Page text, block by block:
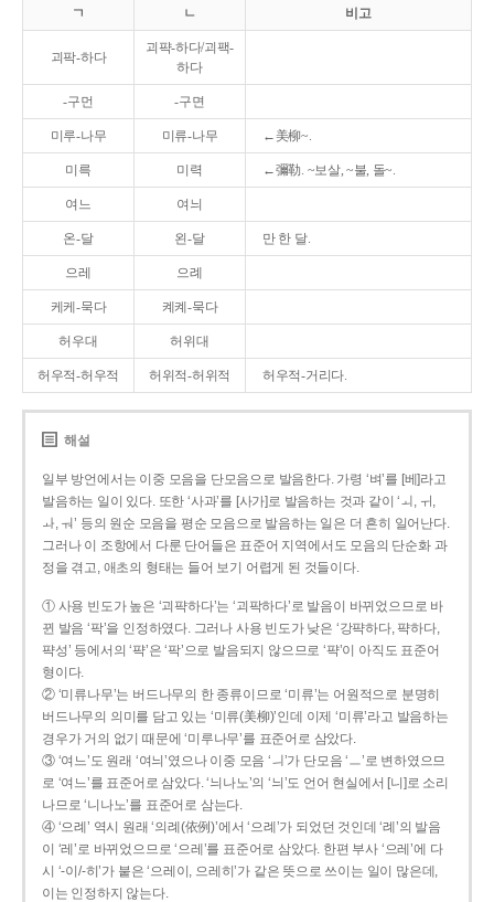
ㄱ ㄴ 비고
괴팍-하다
괴퍅-하다/괴팩-
하다
-구먼 -구면
미루-나무 미류-나무 ←美柳~.
미륵 미력 ←彌勒. ~보살, ~불, 돌~.
여느 여늬
온-달 왼-달 만 한 달.
으레 으례
케케-묵다 켸켸-묵다
허우대 허위대
허우적-허우적 허위적-허위적 허우적-거리다.
해설
일부 방언에서는 이중 모음을 단모음으로 발음한다. 가령 ‘벼’를 [베]라고
발음하는 일이 있다. 또한 ‘사과’를 [사가]로 발음하는 것과 같이 ‘ㅚ, ㅟ,
ㅘ, ㅝ’ 등의 원순 모음을 평순 모음으로 발음하는 일은 더 흔히 일어난다.
그러나 이 조항에서 다룬 단어들은 표준어 지역에서도 모음의 단순화 과
정을 겪고, 애초의 형태는 들어 보기 어렵게 된 것들이다.
① 사용 빈도가 높은 ‘괴퍅하다’는 ‘괴팍하다’로 발음이 바뀌었으므로 바
뀐 발음 ‘팍’을 인정하였다. 그러나 사용 빈도가 낮은 ‘강퍅하다, 퍅하다,
퍅성’ 등에서의 ‘퍅’은 ‘팍’으로 발음되지 않으므로 ‘퍅’이 아직도 표준어
형이다.
② ‘미류나무’는 버드나무의 한 종류이므로 ‘미류’는 어원적으로 분명히
버드나무의 의미를 담고 있는 ‘미류(美柳)’인데 이제 ‘미류’라고 발음하는
경우가 거의 없기 때문에 ‘미루나무’를 표준어로 삼았다.
③ ‘여느’도 원래 ‘여늬’였으나 이중 모음 ‘ㅢ’가 단모음 ‘ㅡ’로 변하였으므
로 ‘여느’를 표준어로 삼았다. ‘늬나노’의 ‘늬’도 언어 현실에서 [니]로 소리
나므로 ‘니나노’를 표준어로 삼는다.
④ ‘으례’ 역시 원래 ‘의례(依例)’에서 ‘으례’가 되었던 것인데 ‘례’의 발음
이 ‘레’로 바뀌었으므로 ‘으레’를 표준어로 삼았다. 한편 부사 ‘으레’에 다
시 ‘-이/-히’가 붙은 ‘으레이, 으레히’가 같은 뜻으로 쓰이는 일이 많은데,
이는 인정하지 않는다.